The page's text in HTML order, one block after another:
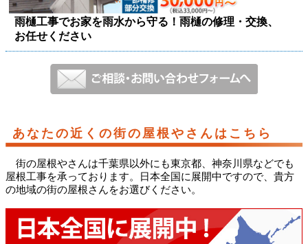
雨樋工事でお家を雨水から守る！雨樋の修理・交換、
お任せください
あなたの近くの街の屋根やさんはこちら
街の屋根やさんは千葉県以外にも東京都、神奈川県などでも
屋根工事を承っております。日本全国に展開中ですので、貴方
の地域の街の屋根さんをお選びください。